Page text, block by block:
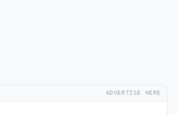
ADVERTISE HERE